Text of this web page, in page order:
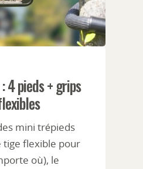
4 pieds + grips
mini trépieds
tige flexible pour
où), le